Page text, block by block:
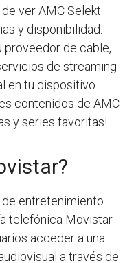
ver AMC Selekt
y disponibilidad.
proveedor de cable,
de streaming
en tu dispositivo
contenidos de AMC
y series favoritas!
entretenimiento
telefónica Movistar.
acceder a una
a través de